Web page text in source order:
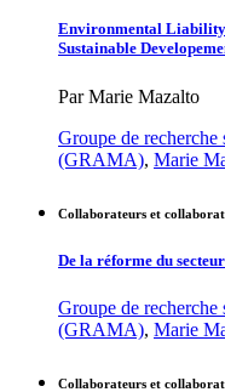
Environmental Liability
Sustainable
Par Marie Mazalto
Groupe de
(GRAMA), Marie
Collaborateurs et
De la réforme du
Groupe de
(GRAMA), Marie
Collaborateurs et